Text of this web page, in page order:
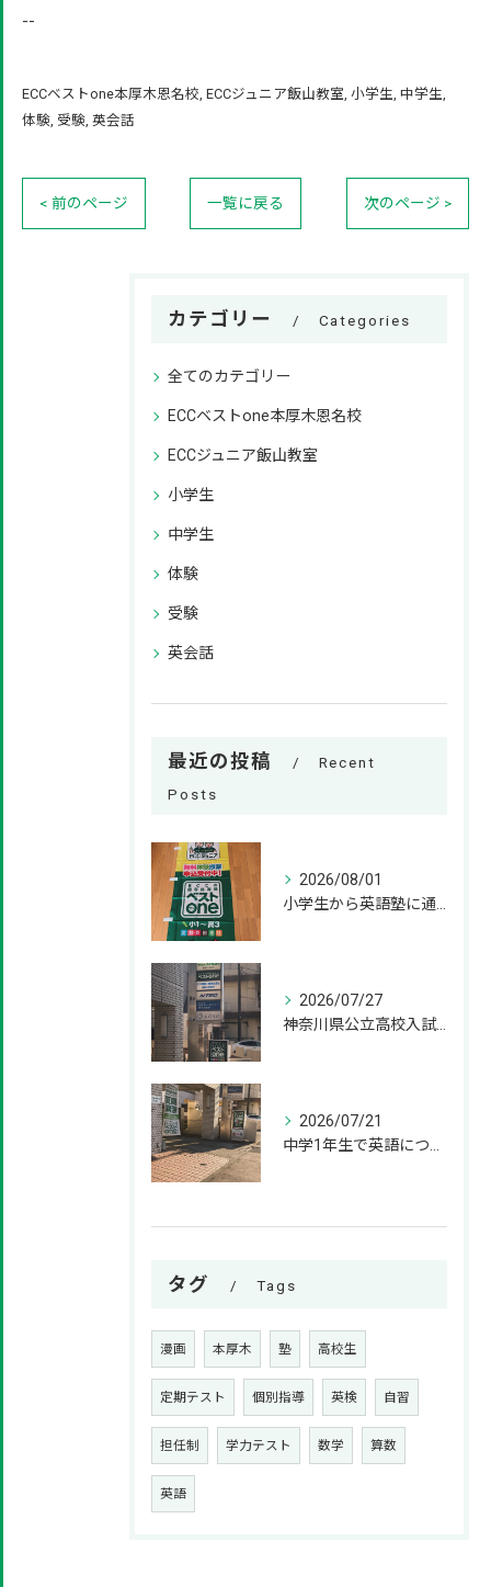
--
ECCベストone本厚木恩名校 ECCジュニア飯山教室 小学生 中学生
体験 受験 英会話
< 前のページ 一覧に戻る 次のページ >
カテゴリー Categories
全てのカテゴリー
ECCベストone本厚木恩名校
ECCジュニア飯山教室
小学生
中学生
体験
受験
英会話
最近の投稿
Recent
Posts
2026/08/01
2026/07/27
神奈川県公立高校入試の過去問はいつから解き始めるべきか？
2026/07/21
タグ Tags
漫画 本厚木 塾 高校生
定期テスト 個別指導 英検 自習
担任制 学力テスト 数学 算数
英語